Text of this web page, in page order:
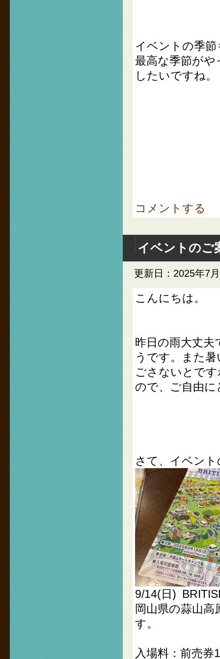
イベントの季
最高な季節が
したいですね。
コメントする
イベントのご
更新日：2025年7
こんにちは。
昨日の雨大丈
うです。また
ごさないとで
ので、ご自由に
さて、イベン
9/14(日)
岡山県の蒜山
す。
入場料：前売